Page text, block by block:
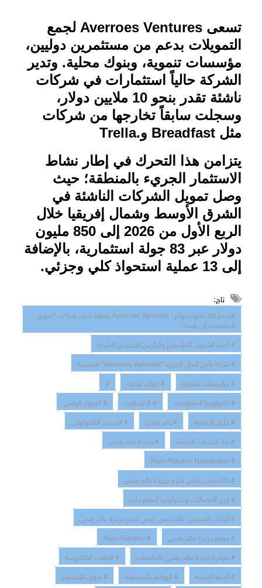
تسعى Averroes Ventures لجمع
التمويلات بدعم من مستثمرين دوليين،
مؤسسات تنموية، وبنوك محلية. وتدير
الشركة حالياً استثمارات في شركات
ناشئة تقدر بنحو 10 ملايين دولار،
وسجلت سابقاً تخارجها من شركات
مثل Breadfast وTrella.
يتزامن هذا التحرك في إطار نشاط
الاستثمار الجريء بالمنطقة؛ حيث
وصل تمويل الشركات الناشئة في
الشرق الأوسط وشمال إفريقيا خلال
الربع الأول من 2026 إلى 850 مليون
دولار عبر 83 جولة استثمارية، بالإضافة
إلى 13 عملية استحواذ كلي وجزئي.
تاج:
#لجمع 50 مليون دولار : Averroes Ventures يخطط لدعم شركات “تحويل
المخلفات إلى قيمة”
# أحمد الشريف المؤسس والرئيس التنفيذي للشركة
# شركة رأس المال الجريء “Averroes Ventures” المصرية
# مؤسسات تنموية
# بنوك محلية
#
# تكنولوجيا المعلومات
# الاتصالات
# التحول الرقمي
# حلول الرقمنة
#عالم رقمي
# التدريب التكنولوجي
# بناء القدرات الرقمية
# جريدة عالم رقمي
# Alam Rakamy Newspaper
# خالد حسن رئيس تحرير جريدة عالم رقمي
# وزير الاتصالات وتكنولوجيا المعلومات
# الكاتب الصحفي خالد حسن رئيس تحرير جريدة عالم رقمي
# موقع جريدة عالم رقمي
# Alam Rakamy
# مبادرة جريدة عالم رقمي بالجامعات
# الالعاب الالكترونية
# البنية التحتية
# الهواتف المحمولة
# سوق الكمبيوتر